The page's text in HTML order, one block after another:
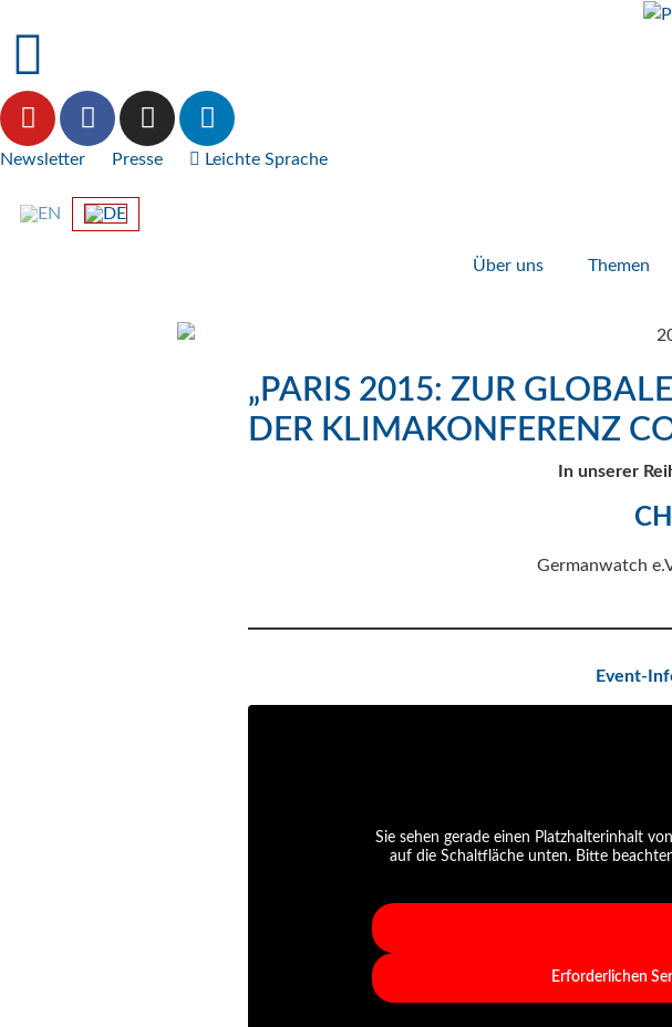
Newsletter Presse Leichte Sprache
Über uns Themen
„PARIS 2015: ZUR
DER KLIMAKONFERENZ
In unserer
Germanwatch
Event-
Sie sehen gerade einen Platzhalterinhalt von
auf die Schaltfläche unten. Bitte
Erforderlichen